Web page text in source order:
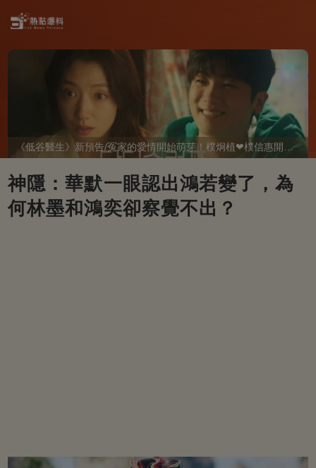
《低谷醫生》新預告/冤家的愛情開始萌芽！樸炯植❤樸信惠開啓「同居生活」互相共鳴、安慰~
神隱：華默一眼認出鴻若變了，為
何林墨和鴻奕卻察覺不出？